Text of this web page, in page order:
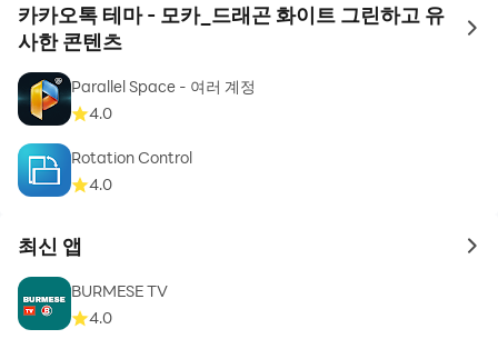
카카오톡 테마 - 모카_드래곤 화이트 그린하고 유
사한 콘텐츠
to
Parallel Space - 여러 계정
4.0
Rotation Control
4.0
최신 앱 to
BURMESE TV
4.0